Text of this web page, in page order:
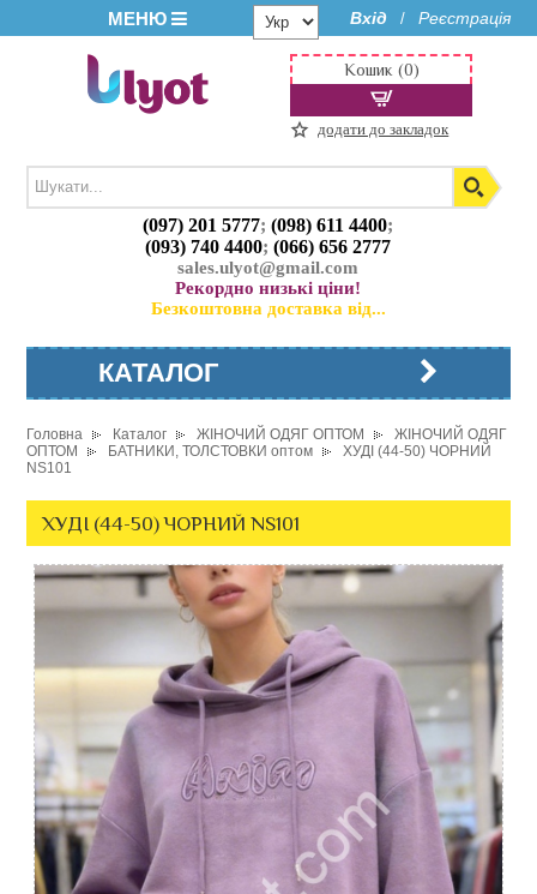
МЕНЮ Вхід / Реєстрація
(097) 201 5777;(098) 611 4400;
(093) 740 4400;(066) 656 2777
sales.ulyot@gmail.com
Рекордно низькі ціни!
Безкоштовна доставка від...
Кошик (0)
додати до закладок
КАТАЛОГ
Головна Каталог ЖІНОЧИЙ ОДЯГ ОПТОМ
ЖІНОЧИЙ ОДЯГ
ОПТОМ
БАТНИКИ, ТОЛСТОВКИ оптом
ХУДІ (44-50) ЧОРНИЙ
NS101
ХУДІ (44-50) ЧОРНИЙ NS101